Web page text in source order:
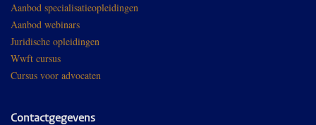
Aanbod specialisatieopleidingen
Aanbod webinars
Juridische opleidingen
Wwft cursus
Cursus voor advocaten
Contactgegevens